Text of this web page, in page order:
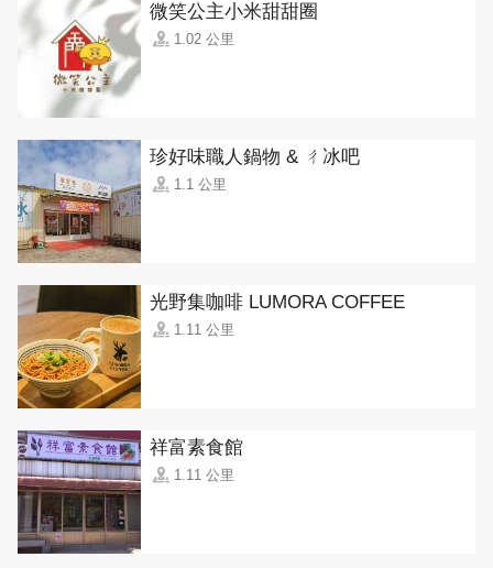
微笑公主小米甜甜圈
1.02 公里
珍好味職人鍋物 & ㄔ冰吧
1.1 公里
光野集咖啡 LUMORA COFFEE
1.11 公里
祥富素食館
1.11 公里